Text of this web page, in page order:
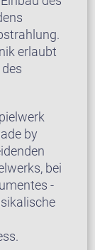
erlaubt
by
bei
-